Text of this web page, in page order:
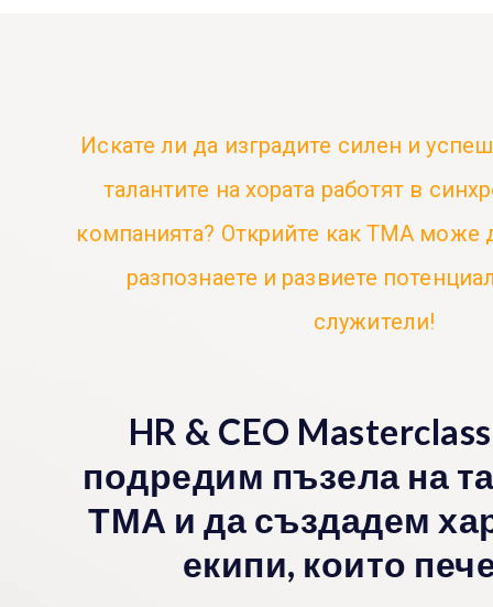
Искате ли да изградите силен и
талантите на хората работят в
компанията? Открийте как ТМА може
разпознаете и развиете
служители!
HR & CEO
подредим пъзела на
ТМА и да създадем
екипи, които